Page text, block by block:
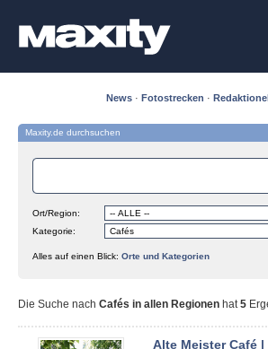
News · Fotostrecken ·
Maxity.de durchsuchen
Ort/Region:
Kategorie:
Alles auf einen Blick: Orte und Kategorien
Die Suche nach Cafés in allen Regionen hat5
Alte Meister Café